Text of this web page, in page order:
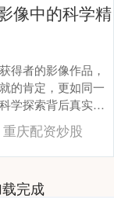
像中的科学精
得者的影像作品，
的肯定，更如同一
学探索背后真实而
生动展现了研究者
重庆配资炒股
完成